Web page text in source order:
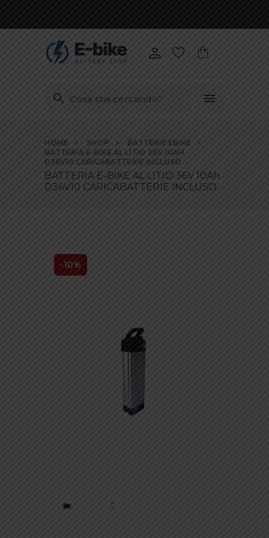
contenuti
HOME SHOP
BATTERIE EBIKE
BATTERIA E-BIKE AL LITIO 36V 10AH
D36V10 CARICABATTERIE INCLUSO
BATTERIA E-BIKE AL LITIO 36V 10Ah
D36V10 CARICABATTERIE INCLUSO
-10%